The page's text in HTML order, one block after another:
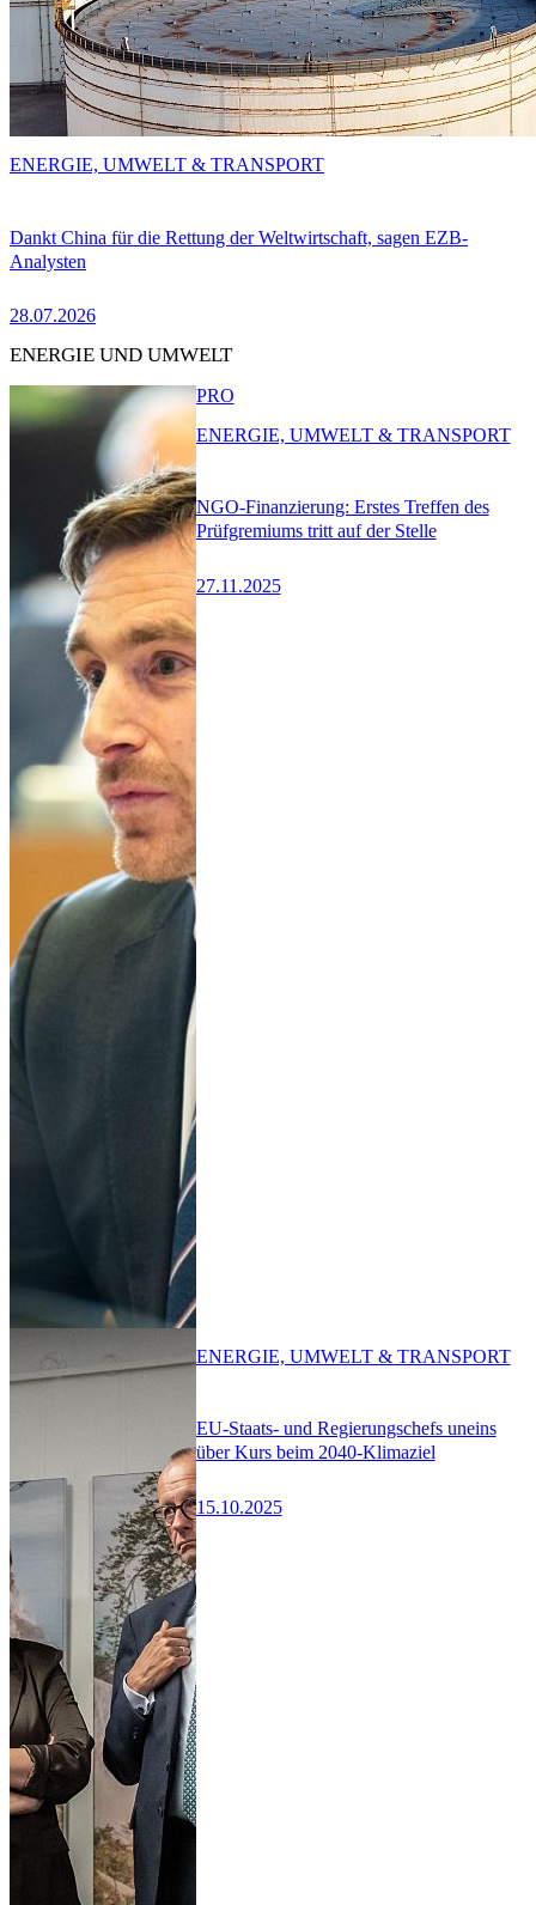
Dankt China für die Rettung der Weltwirtschaft, sagen EZB-
Analysten
28.07.2026
ENERGIE, UMWELT & TRANSPORT
ENERGIE UND UMWELT
NGO-Finanzierung: Erstes Treffen des
Prüfgremiums tritt auf der Stelle
27.11.2025
PRO
ENERGIE, UMWELT & TRANSPORT
EU-Staats- und Regierungschefs uneins
über Kurs beim 2040-Klimaziel
15.10.2025
ENERGIE, UMWELT & TRANSPORT